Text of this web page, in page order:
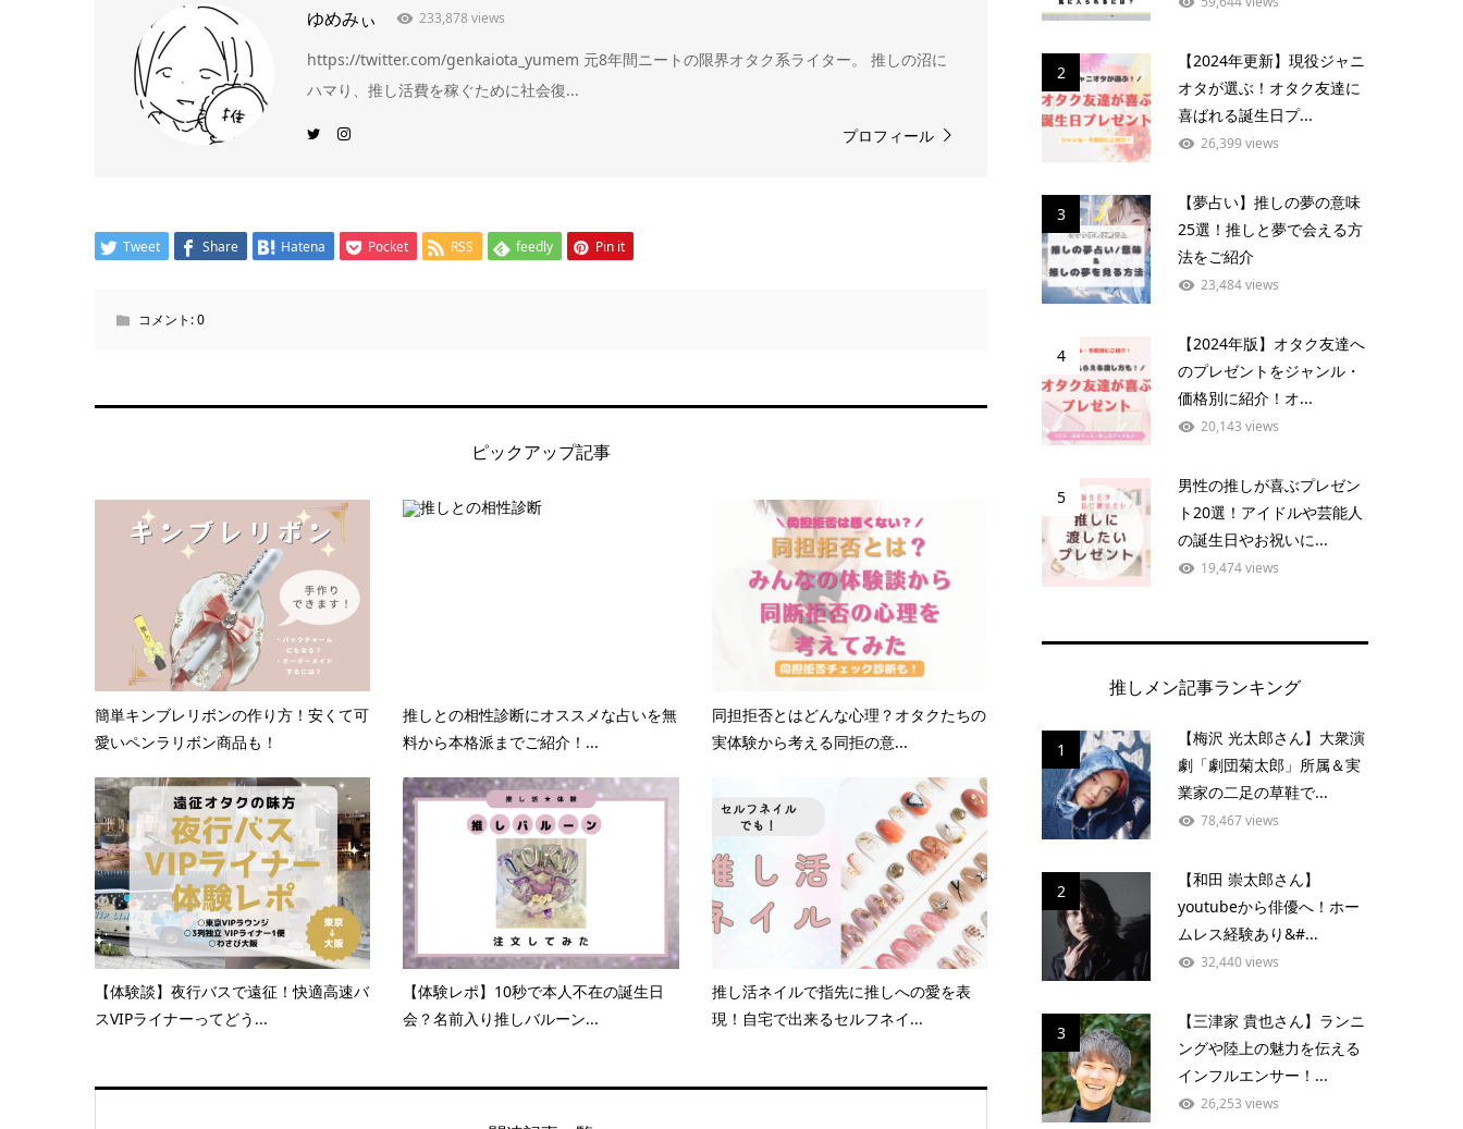
ゆめみぃ 233,878 views
https://twitter.com/genkaiota_yumem 元8年間ニートの限界オタク系ライター。 推しの沼に
ハマり、推し活費を稼ぐために社会復...
プロフィール
Tweet Share Hatena Pocket RSS feedly Pin it
コメント:0
ピックアップ記事
簡単キンブレリボンの作り方！安くて可
愛いペンラリボン商品も！
推しとの相性診断にオススメな占いを無
料から本格派までご紹介！...
同担拒否とはどんな心理？オタクたちの
実体験から考える同拒の意...
【体験談】夜行バスで遠征！快適高速バ
スVIPライナーってどう...
【体験レポ】10秒で本人不在の誕生日
会？名前入り推しバルーン...
推し活ネイルで指先に推しへの愛を表
現！自宅で出来るセルフネイ...
2
【2024年更新】現役ジャニ
オタが選ぶ！オタク友達に
喜ばれる誕生日プ...
26,399 views
3
【夢占い】推しの夢の意味
25選！推しと夢で会える方
法をご紹介
23,484 views
4
【2024年版】オタク友達へ
のプレゼントをジャンル・
価格別に紹介！オ...
20,143 views
5
男性の推しが喜ぶプレゼン
ト20選！アイドルや芸能人
の誕生日やお祝いに...
19,474 views
推しメン記事ランキング
1
【梅沢 光太郎さん】大衆演
劇「劇団菊太郎」所属＆実
業家の二足の草鞋で...
78,467 views
2
【和田 崇太郎さん】
youtubeから俳優へ！ホー
ムレス経験あり&#...
32,440 views
3
【三津家 貴也さん】ランニ
ングや陸上の魅力を伝える
インフルエンサー！...
26,253 views